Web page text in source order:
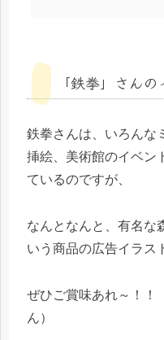
「鉄拳」さん
鉄拳さんは、いろんな
挿絵、美術館のイベン
ているのですが、
なんとなんと、有名な
いう商品の広告イラス
ぜひご賞味あれ～！！
ん）